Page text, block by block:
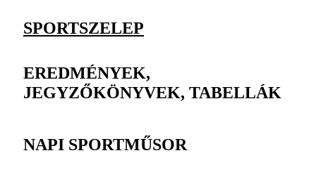
SPORTSZELEP
EREDMÉNYEK,
JEGYZŐKÖNYVEK, TABELLÁK
NAPI SPORTMŰSOR